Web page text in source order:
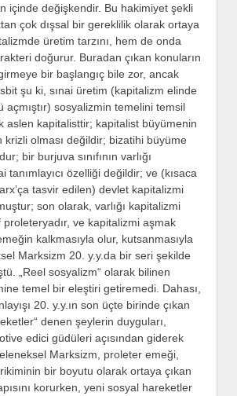
içinde değişkendir. Bu hakimiyet şekli
çok dışsal bir gereklilik olarak ortaya
üretim tarzını, hem de onda
doğurur. Buradan çıkan konuların
bir başlangıç bile zor, ancak
şu ki, sınai üretim (kapitalizm elinde
açmıştır) sosyalizmin temelini temsil
aslen kapitalisttir; kapitalist büyümenin
olması değildir; bizatihi büyüme
bir burjuva sınıfının varlığı
tanımlayıcı özelliği değildir; ve (kısaca
tasvir edilen) devlet kapitalizmi
son olarak, varlığı kapitalizmi
proleteryadır, ve kapitalizmi aşmak
kalkmasıyla olur, kutsanmasıyla
Marksizm 20. y.y.da bir seri şekilde
„Reel sosyalizm“ olarak bilinen
temel bir eleştiri getiremedi. Dahası,
20. y.y.ın son üçte birinde çıkan
denen şeylerin duyguları,
edici güdüleri açısından giderek
Marksizm, proleter emeği,
bir boyutu olarak ortaya çıkan
korurken, yeni sosyal hareketler